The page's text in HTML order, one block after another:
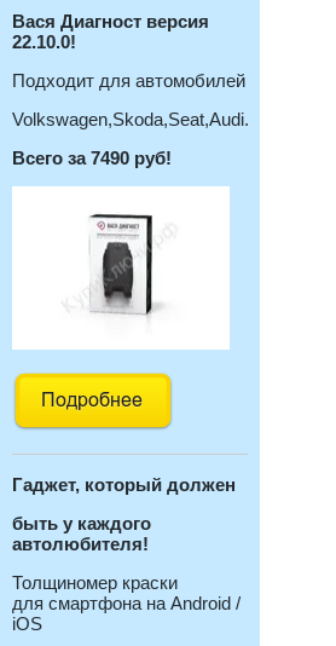
Вася Диагност версия
22.10.0!
Подходит для автомобилей
Volkswagen,Skoda,Seat,Audi.
Всего за 7490 руб!
Гаджет, который должен
быть у каждого
автолюбителя!
Толщиномер краски
для смартфона на Android /
iOS